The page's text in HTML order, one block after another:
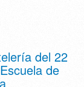
del 22
de